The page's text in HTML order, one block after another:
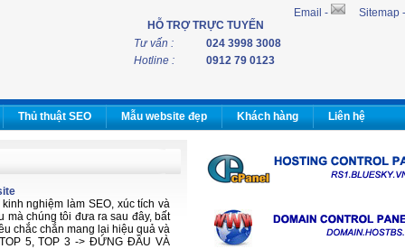
Email -
Sitemap -
HỖ TRỢ TRỰC TUYẾN
Tư vấn :
024 3998 3008
Hotline :
0912 79 0123
Thủ thuật SEO Mẫu website đẹp Khách hàng Liên hệ
nghiệm làm SEO, xúc tích và
mà chúng tôi đưa ra sau đây, bất
chắc chắn mang lại hiệu quả và
5, TOP 3 -> ĐỨNG ĐẦU VÀ